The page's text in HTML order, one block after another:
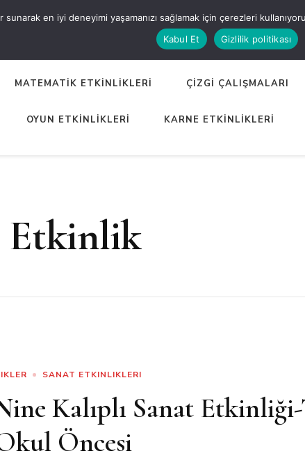
MATEMATİK ETKİNLİKLERİ ÇİZGİ ÇALIŞMALARI
OYUN ETKİNLİKLERİ KARNE ETKİNLİKLERİ
Etkinlik
SANAT ETKINLIKLERI
Kalıplı Sanat
Öncesi
en iyi deneyimi yaşamanızı sağlamak için çerezleri
Kabul Et
Gizlilik politikası